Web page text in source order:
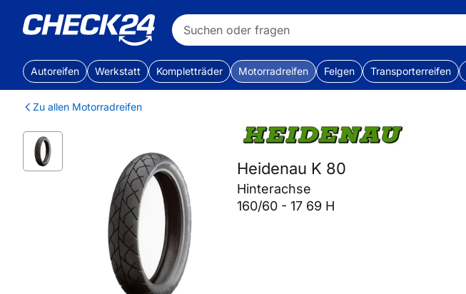
Autoreifen Werkstatt Kompletträder Motorradreifen Felgen Transporterreifen
Zu allen Motorradreifen
Heidenau K 80
Hinterachse
160/60 - 17 69 H